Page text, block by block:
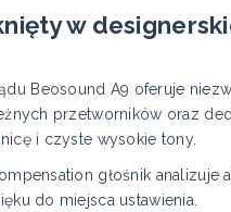
w
Beosound A9 oferuje
przetworników oraz
i czyste wysokie tony.
głośnik
do miejsca ustawienia.